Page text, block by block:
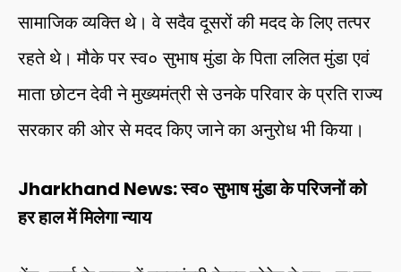
सामाजिक व्यक्ति थे। वे सदैव दूसरों की मदद के लिए तत्पर
रहते थे। मौके पर स्व० सुभाष मुंडा के पिता ललित मुंडा एवं
माता छोटन देवी ने मुख्यमंत्री से उनके परिवार के प्रति राज्य
सरकार की ओर से मदद किए जाने का अनुरोध भी किया।
Jharkhand News: स्व० सुभाष मुंडा के परिजनों को
हर हाल में मिलेगा न्याय